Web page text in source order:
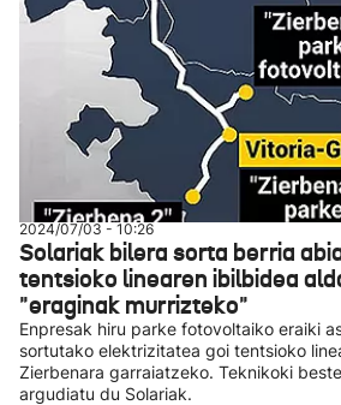
2024/07/03 - 10:26
Solariak bilera sorta berria
tentsioko linearen ibilbidea
"eraginak murrizteko"
Enpresak hiru parke fotovoltaiko eraiki
sortutako elektrizitatea goi tentsioko
Zierbenara garraiatzeko. Teknikoki
argudiatu du Solariak.